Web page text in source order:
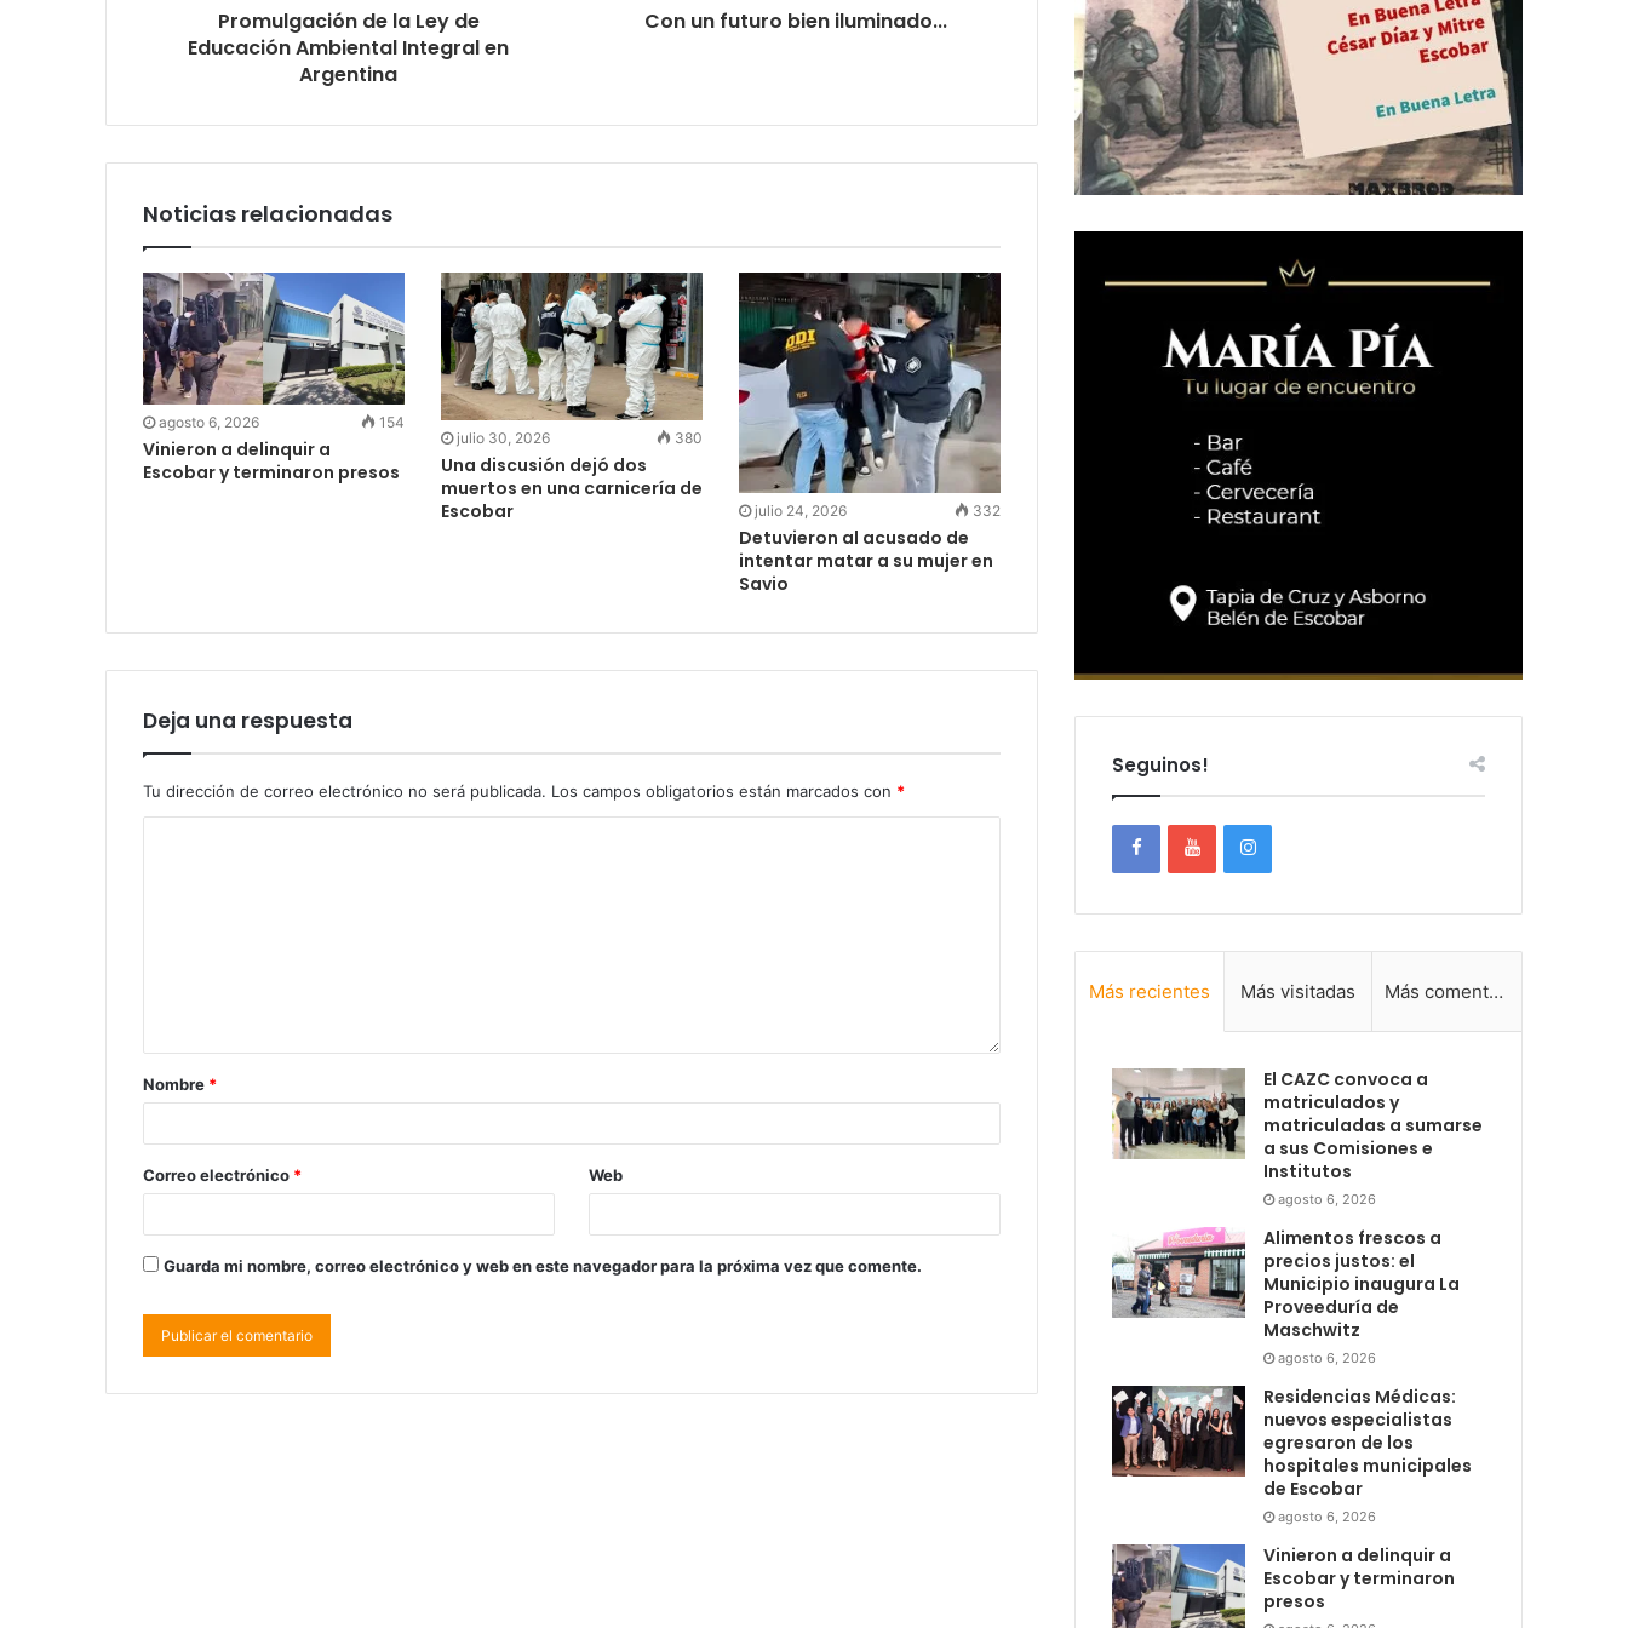
Promulgación de la Ley de
Educación Ambiental Integral en
Argentina
Con un futuro bien iluminado...
Noticias relacionadas
agosto 6, 2026 154
Vinieron a delinquir a
Escobar y terminaron presos
julio 30, 2026 380
Una discusión dejó dos
muertos en una carnicería de
Escobar
julio 24, 2026 332
Detuvieron al acusado de
intentar matar a su mujer en
Savio
Deja una respuesta
Tu dirección de correo electrónico no será publicada. Los campos obligatorios están marcados con *
Nombre *
Correo electrónico * Web
Guarda mi nombre, correo electrónico y web en este navegador para la próxima vez que comente.
Seguinos!
Más recientes Más visitadas Más comentadas
El CAZC convoca a
matriculados y
matriculadas a sumarse
a sus Comisiones e
Institutos
agosto 6, 2026
Alimentos frescos a
precios justos: el
Municipio inaugura La
Proveeduría de
Maschwitz
agosto 6, 2026
Residencias Médicas:
nuevos especialistas
egresaron de los
hospitales municipales
de Escobar
agosto 6, 2026
Vinieron a delinquir a
Escobar y terminaron
presos